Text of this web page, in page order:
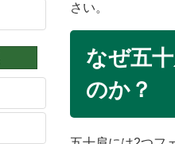
さい。
なぜ五
のか？